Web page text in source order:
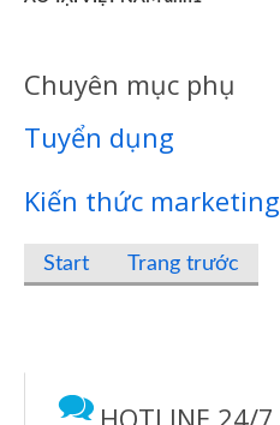
Chuyên mục phụ
Tuyển dụng
Kiến thức marketing
Start Trang trước
HOTLINE 24/7